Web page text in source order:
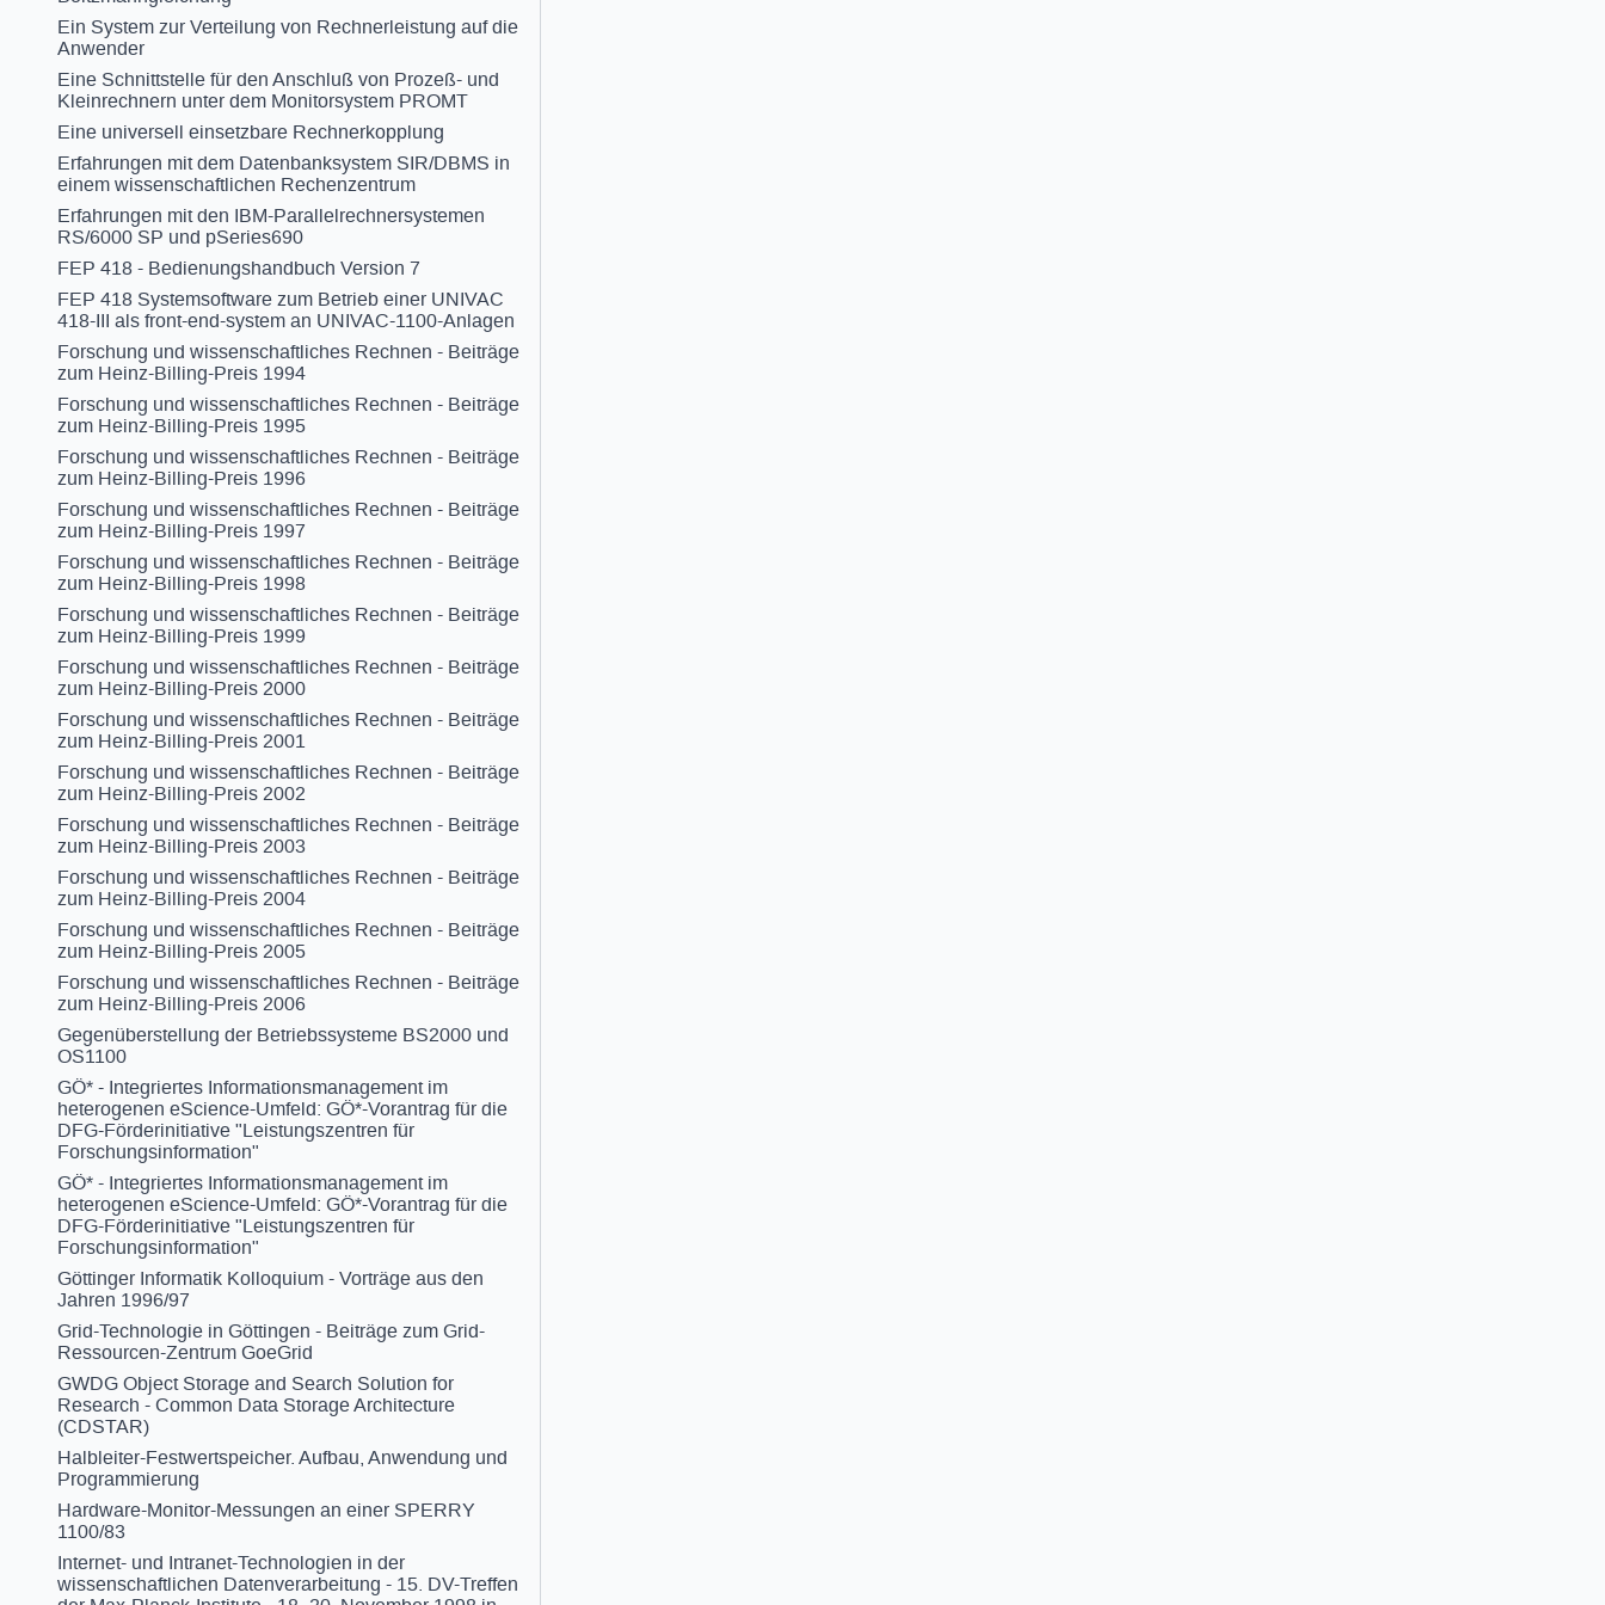
Ein System zur Verteilung von Rechnerleistung auf die
Anwender
Eine Schnittstelle für den Anschluß von Prozeß- und
Kleinrechnern unter dem Monitorsystem PROMT
Eine universell einsetzbare Rechnerkopplung
Erfahrungen mit dem Datenbanksystem SIR/DBMS in
einem wissenschaftlichen Rechenzentrum
Erfahrungen mit den IBM-Parallelrechnersystemen
RS/6000 SP und pSeries690
FEP 418 - Bedienungshandbuch Version 7
FEP 418 Systemsoftware zum Betrieb einer UNIVAC
418-III als front-end-system an UNIVAC-1100-Anlagen
Forschung und wissenschaftliches Rechnen - Beiträge
zum Heinz-Billing-Preis 1994
Forschung und wissenschaftliches Rechnen - Beiträge
zum Heinz-Billing-Preis 1995
Forschung und wissenschaftliches Rechnen - Beiträge
zum Heinz-Billing-Preis 1996
Forschung und wissenschaftliches Rechnen - Beiträge
zum Heinz-Billing-Preis 1997
Forschung und wissenschaftliches Rechnen - Beiträge
zum Heinz-Billing-Preis 1998
Forschung und wissenschaftliches Rechnen - Beiträge
zum Heinz-Billing-Preis 1999
Forschung und wissenschaftliches Rechnen - Beiträge
zum Heinz-Billing-Preis 2000
Forschung und wissenschaftliches Rechnen - Beiträge
zum Heinz-Billing-Preis 2001
Forschung und wissenschaftliches Rechnen - Beiträge
zum Heinz-Billing-Preis 2002
Forschung und wissenschaftliches Rechnen - Beiträge
zum Heinz-Billing-Preis 2003
Forschung und wissenschaftliches Rechnen - Beiträge
zum Heinz-Billing-Preis 2004
Forschung und wissenschaftliches Rechnen - Beiträge
zum Heinz-Billing-Preis 2005
Forschung und wissenschaftliches Rechnen - Beiträge
zum Heinz-Billing-Preis 2006
Gegenüberstellung der Betriebssysteme BS2000 und
OS1100
GÖ* - Integriertes Informationsmanagement im
heterogenen eScience-Umfeld: GÖ*-Vorantrag für die
DFG-Förderinitiative "Leistungszentren für
Forschungsinformation"
GÖ* - Integriertes Informationsmanagement im
heterogenen eScience-Umfeld: GÖ*-Vorantrag für die
DFG-Förderinitiative "Leistungszentren für
Forschungsinformation"
Göttinger Informatik Kolloquium - Vorträge aus den
Jahren 1996/97
Grid-Technologie in Göttingen - Beiträge zum Grid-
Ressourcen-Zentrum GoeGrid
GWDG Object Storage and Search Solution for
Research - Common Data Storage Architecture
(CDSTAR)
Halbleiter-Festwertspeicher. Aufbau, Anwendung und
Programmierung
Hardware-Monitor-Messungen an einer SPERRY
1100/83
Internet- und Intranet-Technologien in der
wissenschaftlichen Datenverarbeitung - 15. DV-Treffen